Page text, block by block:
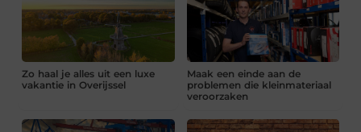
Zo haal je alles uit een luxe
vakantie in Overijssel
Maak een einde aan de
problemen die kleinmateriaal
veroorzaken